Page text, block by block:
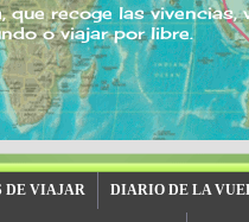
que recoge las
o viajar por libre.
DE VIAJAR DIARIO DE LA